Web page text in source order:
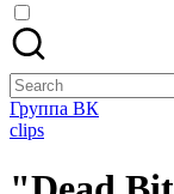
Search
for:
Группа ВК
Posted
clips